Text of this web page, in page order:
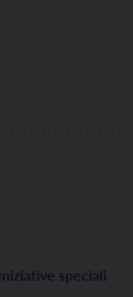
Iniziative speciali